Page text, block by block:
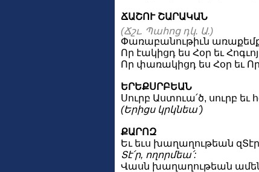
ՃԱՇՈՒ ՇԱՐԱԿԱՆ
(Ճշւ. Պահոց դկ. Ա.)
Փառաբանութիւն առաքեմք
Որ էակիցդ ես Հօր եւ
Որ փառակիցդ ես Հօր եւ
ԵՐԵՔՍՐԲԵԱՆ
Սուրբ Աստուա՛ծ, սուրբ
(Երիցս կրկնեա՛)
ՔԱՐՈԶ
Եւ եւս խաղաղութեան
Տէ՛ր, ողորմեա՛:
Վասն խաղաղութեան